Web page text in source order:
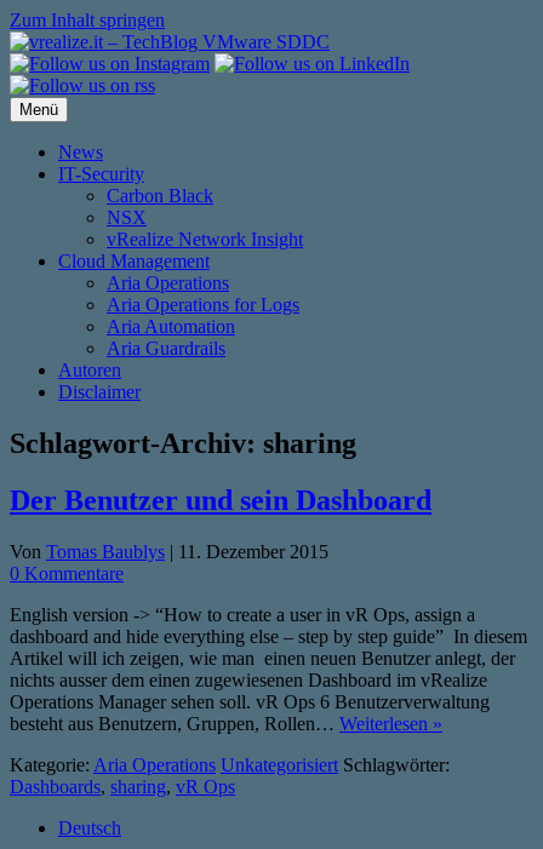
Zum Inhalt springen
Menü
News
IT-Security
Carbon Black
NSX
vRealize Network Insight
Cloud Management
Aria Operations
Aria Operations for Logs
Aria Automation
Aria Guardrails
Autoren
Disclaimer
Schlagwort-Archiv: sharing
Der Benutzer und sein Dashboard
Von Tomas Baublys | 11. Dezember 2015
0 Kommentare
English version -> “How to create a user in vR Ops, assign a
dashboard and hide everything else – step by step guide” In diesem
Artikel will ich zeigen, wie man einen neuen Benutzer anlegt, der
nichts ausser dem einen zugewiesenen Dashboard im vRealize
Operations Manager sehen soll. vR Ops 6 Benutzerverwaltung
besteht aus Benutzern, Gruppen, Rollen… Weiterlesen »
Kategorie: Aria Operations Unkategorisiert Schlagwörter:
Dashboards, sharing, vR Ops
Deutsch